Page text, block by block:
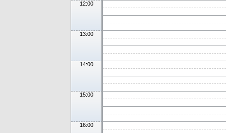
12:00
13:00
14:00
15:00
16:00